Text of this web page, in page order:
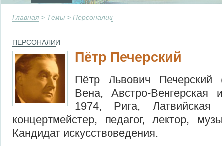
Главная > Темы > Персоналии
ПЕРСОНАЛИИ
Пётр Печерский
Пётр Львович Печерский
Вена, Австро-
1974, Рига,
концертмейстер, педагог, лектор,
Кандидат искусствоведения.